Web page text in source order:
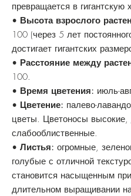
превращается в гигантскую
• Высота взрослого
100 (через 5 лет
достигает гигантских
• Расстояние между
100.
• Время цветения: июль-
• Цветение: палево-
цветы. Цветоносы
слабооблиственные.
• Листья: огромные,
голубые с отличной
становится насыщенным при
длительном выращивании